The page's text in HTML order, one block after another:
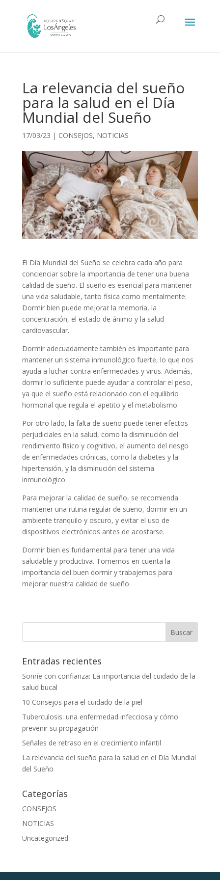
La relevancia del sueño
para la salud en el Día
Mundial del Sueño
17/03/23 | CONSEJOS, NOTICIAS
El Día Mundial del Sueño se celebra cada año para
concienciar sobre la importancia de tener una buena
calidad de sueño. El sueño es esencial para mantener
una vida saludable, tanto física como mentalmente.
Dormir bien puede mejorar la memoria, la
concentración, el estado de ánimo y la salud
cardiovascular.
Dormir adecuadamente también es importante para
mantener un sistema inmunológico fuerte, lo que nos
ayuda a luchar contra enfermedades y virus. Además,
dormir lo suficiente puede ayudar a controlar el peso,
ya que el sueño está relacionado con el equilibrio
hormonal que regula el apetito y el metabolismo.
Por otro lado, la falta de sueño puede tener efectos
perjudiciales en la salud, como la disminución del
rendimiento físico y cognitivo, el aumento del riesgo
de enfermedades crónicas, como la diabetes y la
hipertensión, y la disminución del sistema
inmunológico.
Para mejorar la calidad de sueño, se recomienda
mantener una rutina regular de sueño, dormir en un
ambiente tranquilo y oscuro, y evitar el uso de
dispositivos electrónicos antes de acostarse.
Dormir bien es fundamental para tener una vida
saludable y productiva. Tomemos en cuenta la
importancia del buen dormir y trabajemos para
mejorar nuestra calidad de sueño.
Entradas recientes
Sonríe con confianza: La importancia del cuidado de la
salud bucal
10 Consejos para el cuidado de la piel
Tuberculosis: una enfermedad infecciosa y cómo
prevenir su propagación
Señales de retraso en el crecimiento infantil
La relevancia del sueño para la salud en el Día Mundial
del Sueño
Categorías
CONSEJOS
NOTICIAS
Uncategorized